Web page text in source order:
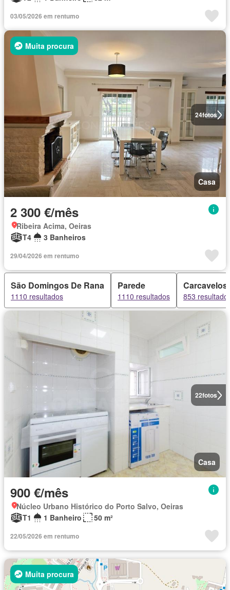
03/05/2026 em rentumo
24fotos
Muita procura
Casa
2 300 €/mês
Ribeira Acima, Oeiras
T4
3 Banheiros
29/04/2026 em rentumo
São Domingos De Rana
1110 resultados
Parede
1110 resultados
Carcavelos
853
22fotos
Casa
900 €/mês
Núcleo Urbano Histórico do Porto Salvo, Oeiras
T1
1 Banheiro 50 m²
22/05/2026 em rentumo
Muita procura